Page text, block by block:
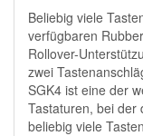
Beliebig viele
verfügbaren
Rollover-
zwei
SGK4 ist eine der
Tastaturen, bei der
beliebig viele